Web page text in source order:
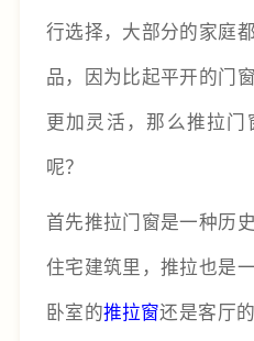
行选择，大部分的家庭
品，因为比起平开的门
更加灵活，那么推拉
呢？
首先推拉门窗是一种历
住宅建筑里，推拉也是
卧室的推拉窗还是客厅